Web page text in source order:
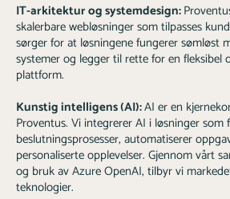
IT-arkitektur og systemdesign:
skalerbare webløsninger som tilpasses
sørger for at løsningene fungerer sømløst
systemer og legger til rette for en fleksibel
plattform.
Kunstig intelligens (AI):AI er en
Proventus. Vi integrerer AI i løsninger som
beslutningsprosesser, automatiserer
personaliserte opplevelser. Gjennom vårt
og bruk av Azure OpenAI, tilbyr vi
teknologier.